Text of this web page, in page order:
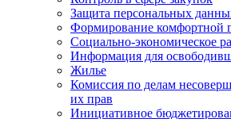
Защита персональных
Формирование комфортной
Социально-экономическое
Информация для
Жилье
Комиссия по делам
их прав
Инициативное